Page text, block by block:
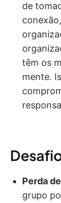
de
têm os
mente.
Perda
grupo